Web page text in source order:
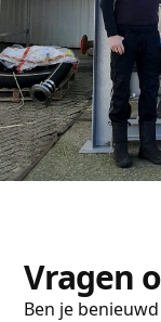
Vragen
Ben je